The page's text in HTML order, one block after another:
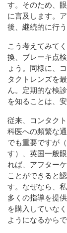
す。そのため、
に言及します。
後、継続的に行
こう考えてみて
換、ブレーキ点
ょう。同様に、
タクトレンズを
ん。定期的な検
を知ることは、
従来、コンタク
科医への頻繁な
でも重要ですが
す）、英国一般
れば、アフター
ことができると
す。なぜなら、
多くの指導を提
を購入していな
ようになるからで